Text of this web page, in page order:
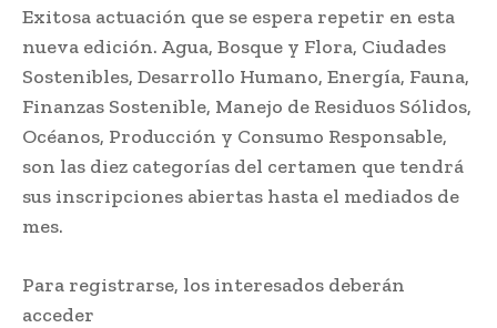
Exitosa actuación que se espera repetir en esta
nueva edición. Agua, Bosque y Flora, Ciudades
Sostenibles, Desarrollo Humano, Energía, Fauna,
Finanzas Sostenible, Manejo de Residuos Sólidos,
Océanos, Producción y Consumo Responsable,
son las diez categorías del certamen que tendrá
sus inscripciones abiertas hasta el mediados de
mes.
Para registrarse, los interesados deberán
acceder